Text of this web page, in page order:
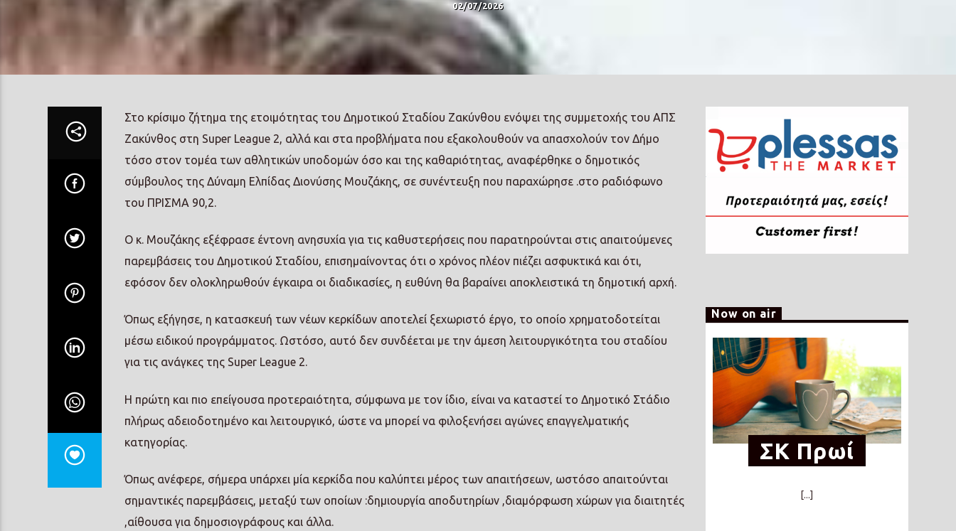
02/07/2026
Στο κρίσιμο ζήτημα της ετοιμότητας του Δημοτικού Σταδίου Ζακύνθου ενόψει της συμμετοχής του ΑΠΣ
Ζακύνθος στη Super League 2, αλλά και στα προβλήματα που εξακολουθούν να απασχολούν τον Δήμο
τόσο στον τομέα των αθλητικών υποδομών όσο και της καθαριότητας, αναφέρθηκε ο δημοτικός
σύμβουλος της Δύναμη Ελπίδας Διονύσης Μουζάκης, σε συνέντευξη που παραχώρησε .στο ραδιόφωνο
του ΠΡΙΣΜΑ 90,2.
Ο κ. Μουζάκης εξέφρασε έντονη ανησυχία για τις καθυστερήσεις που παρατηρούνται στις απαιτούμενες
παρεμβάσεις του Δημοτικού Σταδίου, επισημαίνοντας ότι ο χρόνος πλέον πιέζει ασφυκτικά και ότι,
εφόσον δεν ολοκληρωθούν έγκαιρα οι διαδικασίες, η ευθύνη θα βαραίνει αποκλειστικά τη δημοτική αρχή.
Όπως εξήγησε, η κατασκευή των νέων κερκίδων αποτελεί ξεχωριστό έργο, το οποίο χρηματοδοτείται
μέσω ειδικού προγράμματος. Ωστόσο, αυτό δεν συνδέεται με την άμεση λειτουργικότητα του σταδίου
για τις ανάγκες της Super League 2.
Η πρώτη και πιο επείγουσα προτεραιότητα, σύμφωνα με τον ίδιο, είναι να καταστεί το Δημοτικό Στάδιο
πλήρως αδειοδοτημένο και λειτουργικό, ώστε να μπορεί να φιλοξενήσει αγώνες επαγγελματικής
κατηγορίας.
Όπως ανέφερε, σήμερα υπάρχει μία κερκίδα που καλύπτει μέρος των απαιτήσεων, ωστόσο απαιτούνται
σημαντικές παρεμβάσεις, μεταξύ των οποίων :δημιουργία αποδυτηρίων ,διαμόρφωση χώρων για διαιτητές
,αίθουσα για δημοσιογράφους και άλλα.
Now on air
ΣΚ Πρωί
[...]